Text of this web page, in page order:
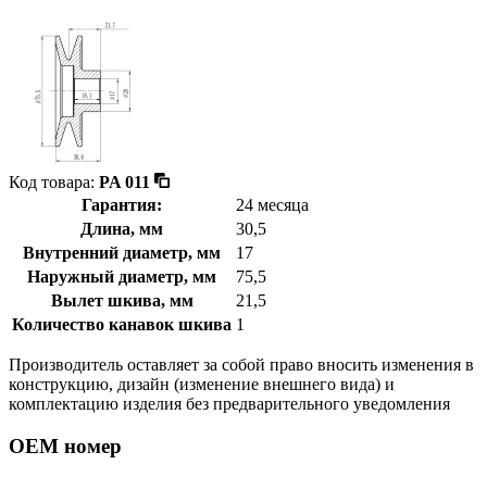
Код товара: PA 011
Гарантия:
24 месяца
Длина, мм
30,5
Внутренний диаметр, мм
17
Наружный диаметр, мм
75,5
Вылет шкива, мм
21,5
Количество канавок шкива 1
Производитель оставляет за собой право вносить изменения в
конструкцию, дизайн (изменение внешнего вида) и
комплектацию изделия без предварительного уведомления
OEM номер